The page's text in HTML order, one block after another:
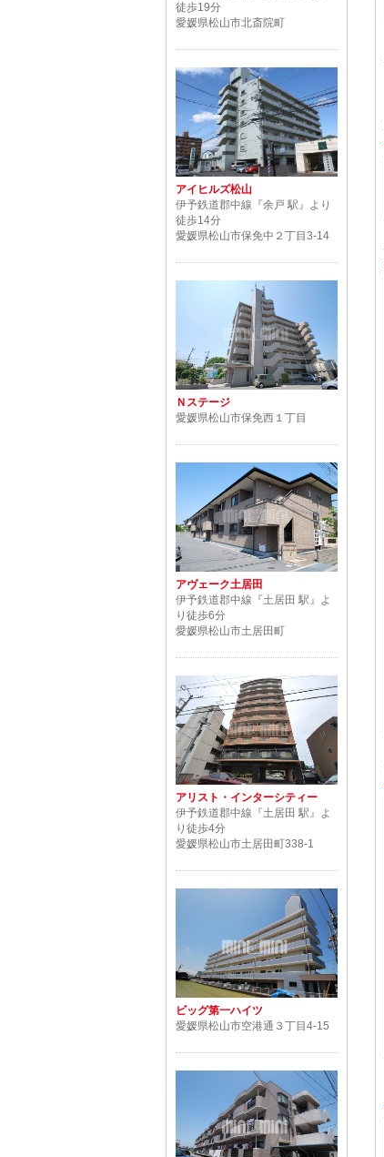
徒歩19分
愛媛県松山市北斎院町
アイヒルズ松山
伊予鉄道郡中線『余戸 駅』より
徒歩14分
愛媛県松山市保免中２丁目3‐14
Ｎステージ
愛媛県松山市保免西１丁目
アヴェーク土居田
伊予鉄道郡中線『土居田 駅』よ
り徒歩6分
愛媛県松山市土居田町
アリスト・インターシティー
伊予鉄道郡中線『土居田 駅』よ
り徒歩4分
愛媛県松山市土居田町338-1
ビッグ第一ハイツ
愛媛県松山市空港通３丁目4-15